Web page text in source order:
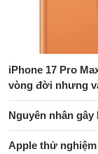
iPhone 17 Pro
vòng đời nhưng
Nguyên nhân
Apple thử